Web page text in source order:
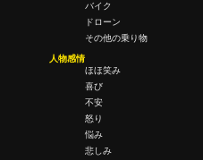
バイク
ドローン
その他の乗り物
人物感情
ほほ笑み
喜び
不安
怒り
悩み
悲しみ